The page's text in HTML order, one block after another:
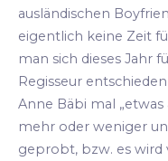
ausländischen
eigentlich keine Zeit
man sich dieses Jahr
Regisseur
Anne Bäbi mal „etwas
mehr oder weniger
geprobt, bzw. es wird